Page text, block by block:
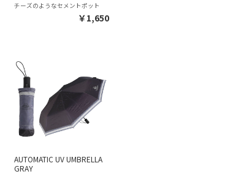
チーズのようなセメントポット
￥1,650
AUTOMATIC UV UMBRELLA
GRAY